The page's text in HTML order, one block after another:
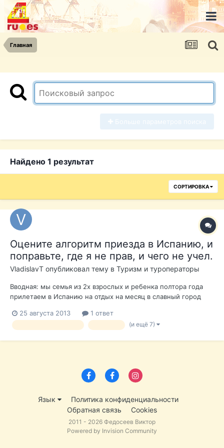
Главная
Найдено 1 результат
СОРТИРОВКА
Оцените алгоритм приезда в Испанию, и
поправьте, где я не прав, и чего не учел.
VladislavT опубликовал тему в Туризм и туроператоры
Вводная: мы семья из 2х взрослых и ребенка полтора года
прилетаем в Испанию на отдых на месяц в славный город
прав нет. По-испански не говорим. Только по-английски.
Соответственно, так как приезжаем в Испанию в первый раз,
25 августа 2013 1 ответ
(и ещё 7)
Язык
Политика конфиденциальности
Обратная связь
Cookies
2011 - 2026 Федосеев Виктор
Powered by Invision Community